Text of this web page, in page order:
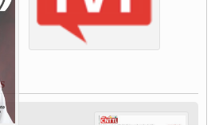
na Castello Branco e fazem protesto
Contra Mulher e o Adoecimento da Classe
DE TRANSPORTE PARA A
NA PANDEMIA
DE TRANSPORTE
POR QUE DEVEMOS NOS ORGANIZAR?